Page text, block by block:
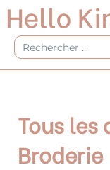
Aller
au
contenu
Rechercher
Tous
Broderie